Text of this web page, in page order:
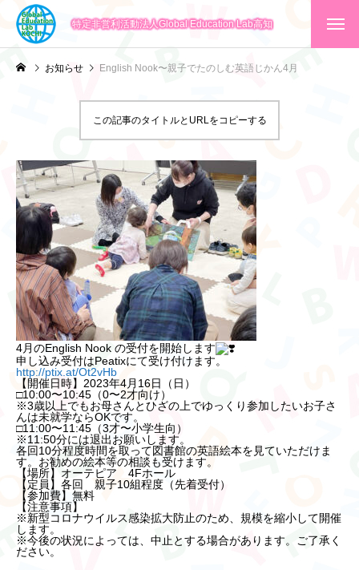
特定非営利活動法人Global Education Lab高知
お知らせ English Nook〜親子でたのしむ英語じかん4月
この記事のタイトルとURLをコピーする
4月のEnglish Nook の受付を開始します
申し込み受付はPeatixにて受け付けます。
http://ptix.at/Ot2vHb
【開催日時】2023年4月16日（日）
□10:00〜10:45（0〜2才向け）
※3歳以上でもお母さんとひざの上でゆっくり参加したいお子さ
んは未就学ならOKです。
□11:00〜11:45（3才〜小学生向）
※11:50分には退出お願いします。
各回10分程度時間を取って図書館の英語絵本を見ていただけま
す。お勧めの絵本等の相談も受けます。
【場所】オーテピア 4Fホール
【定員】各回 親子10組程度（先着受付）
【参加費】無料
【注意事項】
※新型コロナウイルス感染拡大防止のため、規模を縮小して開催
します。
※今後の状況によっては、中止とする場合があります。ご了承く
ださい。